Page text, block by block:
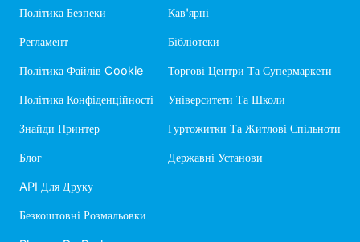
Політика Безпеки
Регламент
Політика Файлів Cookie
Політика Конфіденційності
Знайди Принтер
Блог
API Для Друку
Безкоштовні Розмальовки
Кав'ярні
Бібліотеки
Торгові Центри Та Супермаркети
Університети Та Школи
Гуртожитки Та Житлові Спільноти
Державні Установи